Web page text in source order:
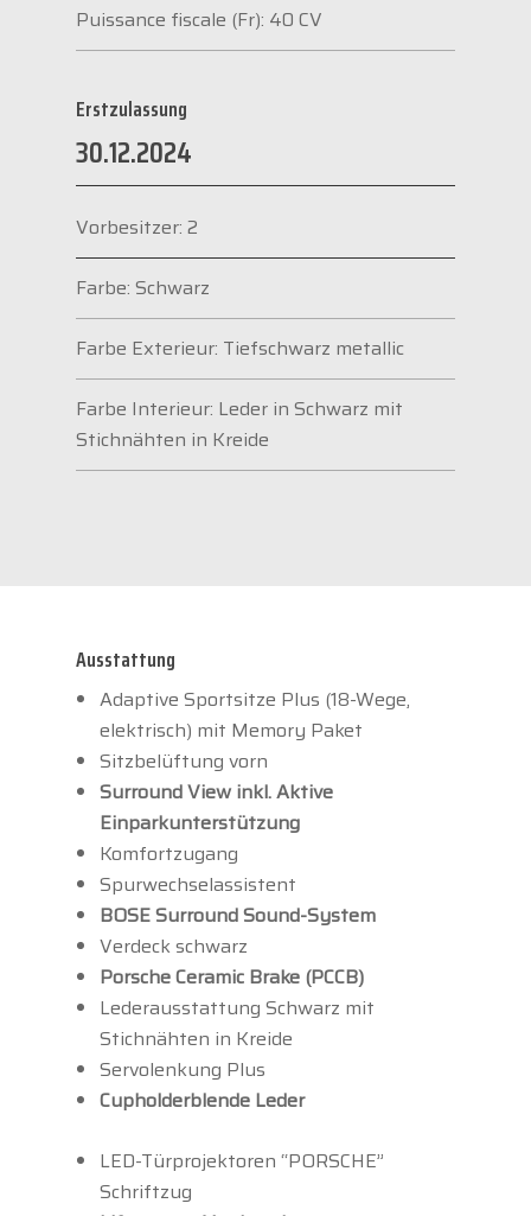
Puissance fiscale (Fr): 40 CV
Erstzulassung
30.12.2024
Vorbesitzer: 2
Farbe: Schwarz
Farbe Exterieur: Tiefschwarz metallic
Farbe Interieur: Leder in Schwarz mit
Stichnähten in Kreide
Ausstattung
Adaptive Sportsitze Plus (18-Wege,
elektrisch) mit Memory Paket
Sitzbelüftung vorn
Surround View inkl. Aktive
Einparkunterstützung
Komfortzugang
Spurwechselassistent
BOSE Surround Sound-System
Verdeck schwarz
Porsche Ceramic Brake (PCCB)
Lederausstattung Schwarz mit
Stichnähten in Kreide
Servolenkung Plus
Cupholderblende Leder
LED-Türprojektoren “PORSCHE”
Schriftzug